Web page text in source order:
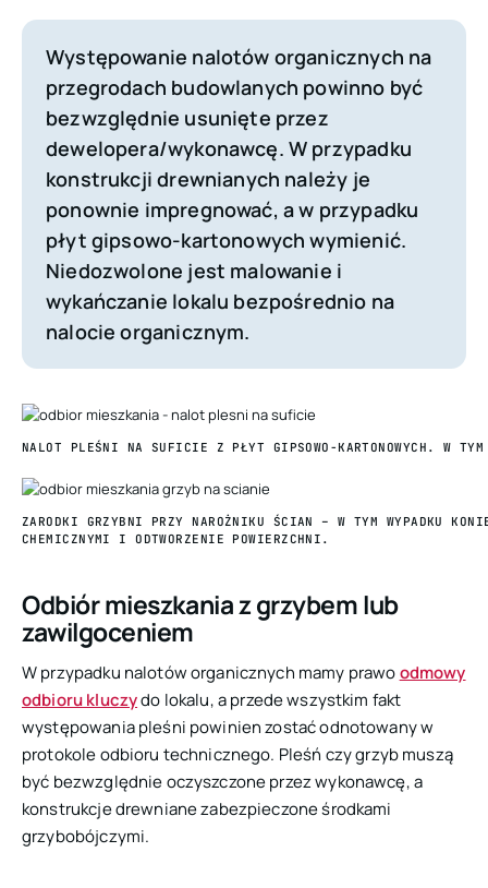
Występowanie nalotów organicznych na
przegrodach budowlanych powinno być
bezwzględnie usunięte przez
dewelopera/wykonawcę. W przypadku
konstrukcji drewnianych należy je
ponownie impregnować, a w przypadku
płyt gipsowo-kartonowych wymienić.
Niedozwolone jest malowanie i
wykańczanie lokalu bezpośrednio na
nalocie organicznym.
NALOT PLEŚNI NA SUFICIE Z PŁYT GIPSOWO-KARTONOWYCH. W TYM
ZARODKI GRZYBNI PRZY NAROŻNIKU ŚCIAN – W TYM WYPADKU
CHEMICZNYMI I ODTWORZENIE POWIERZCHNI .
Odbiór mieszkania z grzybem lub
zawilgoceniem
W przypadku nalotów organicznych mamy prawoodmowy
odbioru kluczydo lokalu, a przede wszystkim fakt
występowania pleśni powinien zostać odnotowany w
protokole odbioru technicznego. Pleśń czy grzyb muszą
być bezwzględnie oczyszczone przez wykonawcę, a
konstrukcje drewniane zabezpieczone środkami
grzybobójczymi.